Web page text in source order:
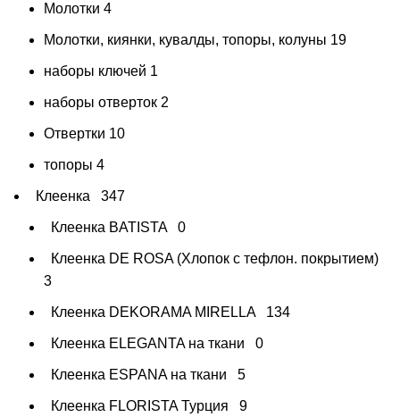
Молотки 4
Молотки, киянки, кувалды, топоры, колуны 19
наборы ключей 1
наборы отверток 2
Отвертки 10
топоры 4
Клеенка 347
Клеенка BATISTA 0
Клеенка DE ROSA (Хлопок с тефлон. покрытием)
3
Клеенка DEKORAMA MIRELLA 134
Клеенка ELEGANTA на ткани 0
Клеенка ESPANA на ткани 5
Клеенка FLORISTA Турция 9